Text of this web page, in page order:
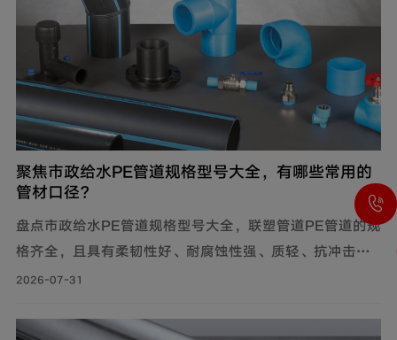
聚焦市政给水PE管道规格型号大全，有哪些常用的
管材口径？
盘点市政给水PE管道规格型号大全，联塑管道PE管道的规
格齐全，且具有柔韧性好、耐腐蚀性强、质轻、抗冲击性
能优良等特点，广泛应用于市政供水系统、建筑给水系统
（dn20-dn110）用于支管及小区给水，大口径（dn125-
2026-07-31